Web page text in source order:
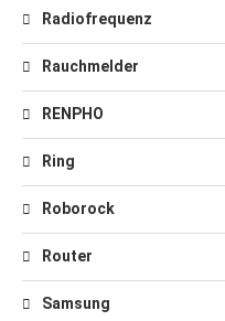
Radiofrequenz
Rauchmelder
RENPHO
Ring
Roborock
Router
Samsung